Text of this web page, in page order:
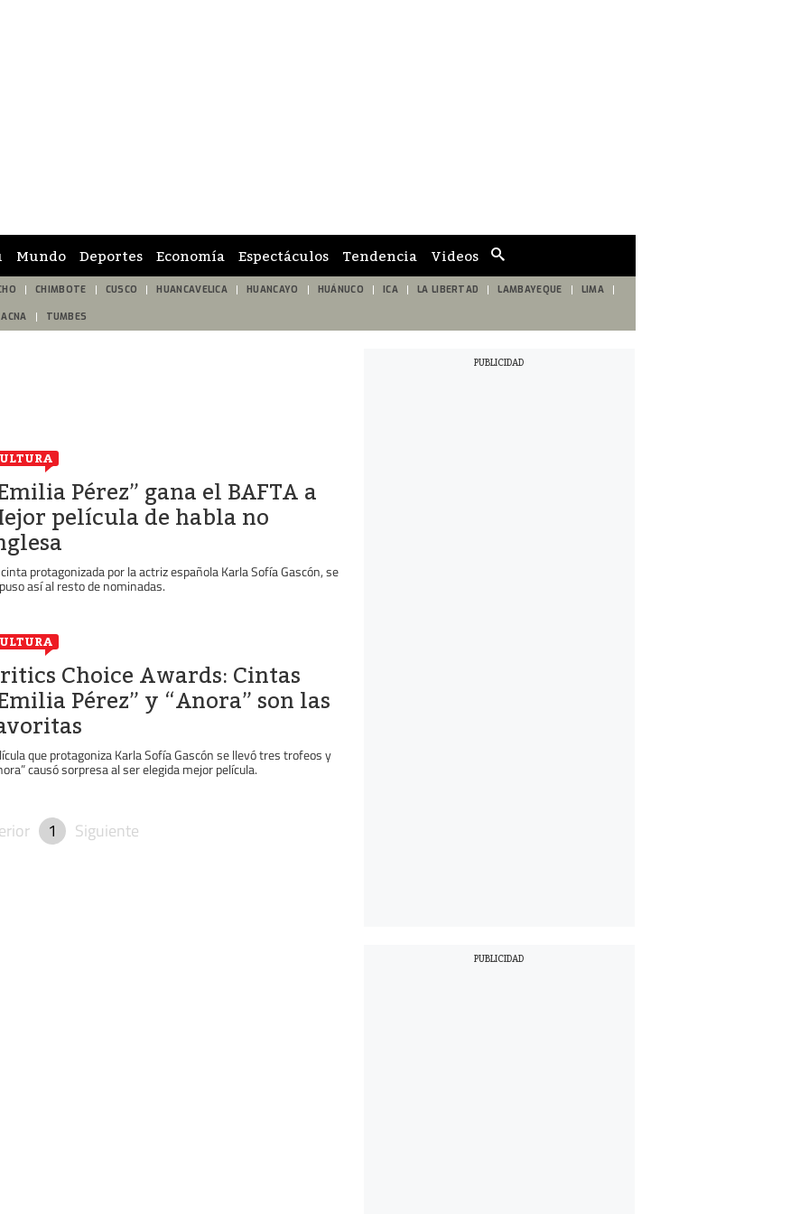
de
búsqueda
Mundo Deportes Economía Espectáculos Tendencia Videos
CHIMBOTE CUSCO HUANCAVELICA HUANCAYO HUÁNUCO ICA LA LIBERTAD LAMBAYEQUE LIMA
TUMBES
Pérez” gana el BAFTA a
película de habla no
protagonizada por la actriz española Karla Sofía Gascón, se
así al resto de nominadas.
Choice Awards: Cintas
Pérez” y “Anora” son las
que protagoniza Karla Sofía Gascón se llevó tres trofeos y
causó sorpresa al ser elegida mejor película.
1 Siguiente